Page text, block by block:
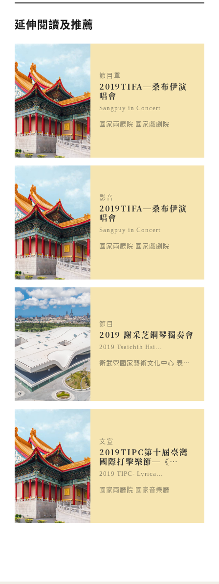
延伸閱讀及推薦
節目單
2019TIFA─桑布伊演
唱會
Sangpuy in Concert
國家兩廳院 國家戲劇院
影音
2019TIFA─桑布伊演
唱會
Sangpuy in Concert
國家兩廳院 國家戲劇院
節目
2019 謝采芝鋼琴獨奏會
2019 Tsaichih Hsi…
衛武營國家藝術文化中心 表演廳
文宣
2019TIPC第十屆臺灣
國際打擊樂節─《…
2019 TIPC- Lyrica…
國家兩廳院 國家音樂廳